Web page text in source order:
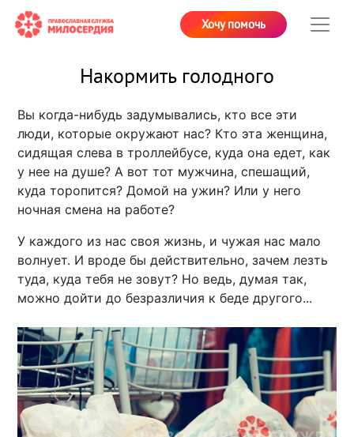
Хочу помочь
Накормить голодного
Вы когда-нибудь задумывались, кто все эти
люди, которые окружают нас? Кто эта женщина,
сидящая слева в троллейбусе, куда она едет, как
у нее на душе? А вот тот мужчина, спешащий,
куда торопится? Домой на ужин? Или у него
ночная смена на работе?
У каждого из нас своя жизнь, и чужая нас мало
волнует. И вроде бы действительно, зачем лезть
туда, куда тебя не зовут? Но ведь, думая так,
можно дойти до безразличия к беде другого...